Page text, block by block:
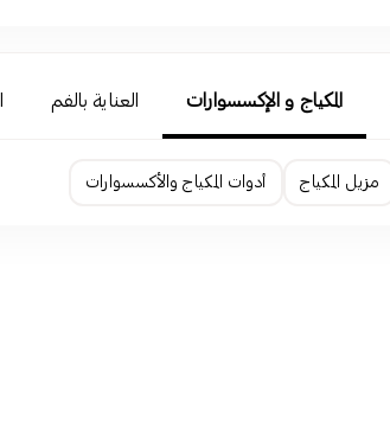
المكياج و الإكسسوارات العناية بالفم
مزيل المكياج أدوات المكياج والأكسسوارات